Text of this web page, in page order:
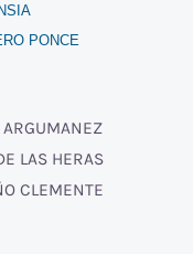
PONCE
LAS HERAS
CLEMENTE